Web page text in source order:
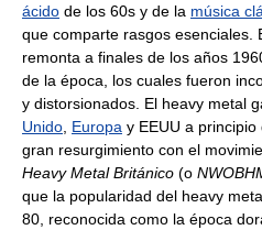
ácido de los 60s y de la música
que comparte rasgos esenciales.
remonta a finales de los años
de la época, los cuales fueron
y distorsionados. El heavy metal
Unido Europa y EEUU a principio
gran resurgimiento con el
Heavy Metal Británico (o
que la popularidad del heavy
80, reconocida como la época